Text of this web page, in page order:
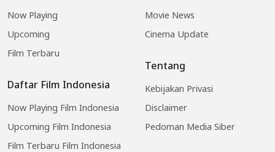
Now Playing
Upcoming
Film Terbaru
Daftar Film Indonesia
Now Playing Film Indonesia
Upcoming Film Indonesia
Film Terbaru Film Indonesia
Movie News
Cinema Update
Tentang
Kebijakan Privasi
Disclaimer
Pedoman Media Siber